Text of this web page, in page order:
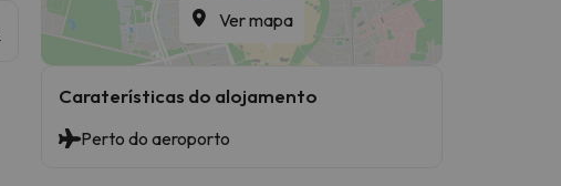
Ver mapa
Caraterísticas do alojamento
Perto do aeroporto